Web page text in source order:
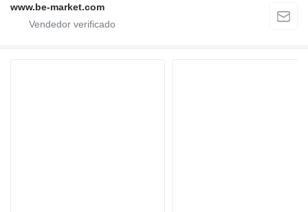
www.be-market.com